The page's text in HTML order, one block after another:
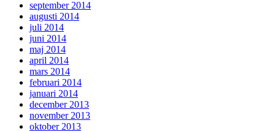
september 2014
augusti 2014
juli 2014
juni 2014
maj 2014
april 2014
mars 2014
februari 2014
januari 2014
december 2013
november 2013
oktober 2013